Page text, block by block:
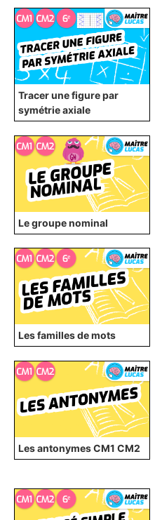
Tracer une figure par
symétrie axiale
Le groupe nominal
Les familles de mots
Les antonymes CM1 CM2